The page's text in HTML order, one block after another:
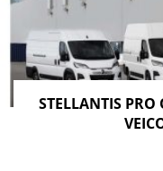
STELLANTIS